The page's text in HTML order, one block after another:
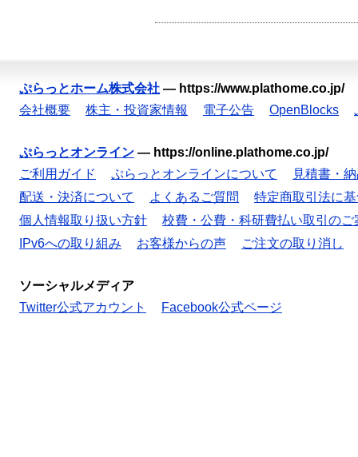
ぷらっとホーム株式会社 — https://www.plathome.co.jp/
会社概要
株主・投資家情報 電子公告 OpenBlocks
ぷらっとオンライン — https://online.plathome.co.jp/
ご利用ガイド
ぷらっとオンラインについて
見積書・
配送・決済について
よくあるご質問
特定商取引法に
個人情報取り扱い方針
校費・公費・科研費払い取引のご
IPv6への取り組み
お客様からの声 ご注文の取り消し
ソーシャルメディア
Twitter公式アカウント
Facebook公式ページ